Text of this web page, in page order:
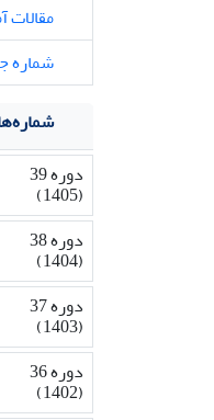
مقالات
شماره
دوره 39
(1405)
دوره 38
(1404)
دوره 37
(1403)
دوره 36
(1402)